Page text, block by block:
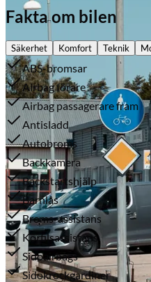
Serviceverkstad
Fakta om bilen
Säkerhet Komfort Teknik
ABS-bromsar
Airbag förare
Airbag passagerare fram
Antisladd
Autobroms
Backkamera
Backstartshjälp
Barnlås
Broms-assistans
Körfilsassistans
Sidoairbags
Sidokrockgardiner